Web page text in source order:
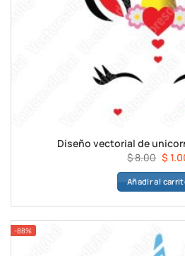
Diseño vectorial de
$8.00 El
$
$
Añadir al
-88%